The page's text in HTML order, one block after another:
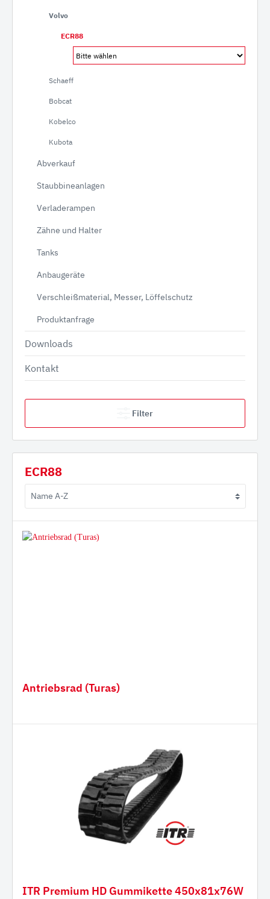
Volvo
ECR88
Schaeff
Bobcat
Kobelco
Kubota
Abverkauf
Staubbineanlagen
Verladerampen
Zähne und Halter
Tanks
Anbaugeräte
Verschleißmaterial, Messer, Löffelschutz
Produktanfrage
Downloads
Kontakt
Filter
ECR88
Antriebsrad (Turas)
ITR Premium HD Gummikette 450x81x76W